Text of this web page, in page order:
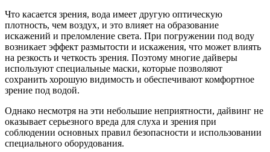
Что касается зрения, вода имеет другую оптическую
плотность, чем воздух, и это влияет на образование
искажений и преломление света. При погружении под воду
возникает эффект размытости и искажения, что может влиять
на резкость и четкость зрения. Поэтому многие дайверы
используют специальные маски, которые позволяют
сохранить хорошую видимость и обеспечивают комфортное
зрение под водой.
Однако несмотря на эти небольшие неприятности, дайвинг не
оказывает серьезного вреда для слуха и зрения при
соблюдении основных правил безопасности и использовании
специального оборудования.